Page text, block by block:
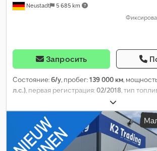
Neustadt 5 685 km
Запросить
Состояние:б/у, пробег:139 000 км,
л.с.), первая регистрация:02/2018, тип
, тип передачи:
класс выбросов:Евро 6, количество мест:2,
пространства:
, длина грузового отсека:
пространства для загрузки:1 460 мм,
отсека:1 258 мм , Год выпуска: 2018,